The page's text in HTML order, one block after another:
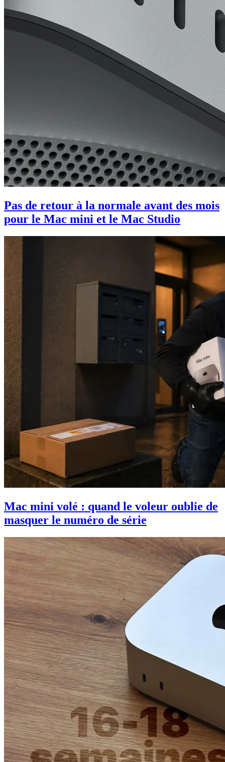
Pas de retour à la normale avant des mois
pour le Mac mini et le Mac Studio
Mac mini volé : quand le voleur oublie de
masquer le numéro de série